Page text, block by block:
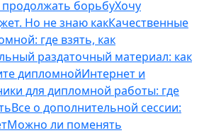
продолжать борьбуХочу
Но не знаю какКачественные
где взять, как
раздаточный материал: как
дипломнойИнтернет и
для дипломной работы: где
Все о дополнительной сессии:
Можно ли поменять